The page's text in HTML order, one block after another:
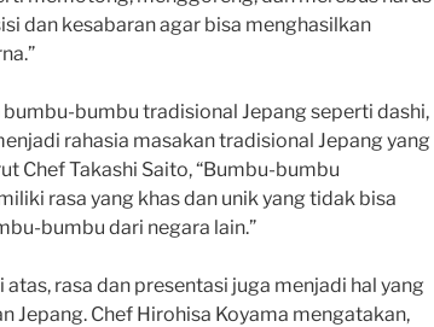
dan kesabaran agar bisa menghasilkan
bumbu-bumbu tradisional Jepang seperti dashi,
rahasia masakan tradisional Jepang yang
Chef Takashi Saito, “Bumbu-bumbu
rasa yang khas dan unik yang tidak bisa
bumbu dari negara lain.”
atas, rasa dan presentasi juga menjadi hal yang
Jepang. Chef Hirohisa Koyama mengatakan,